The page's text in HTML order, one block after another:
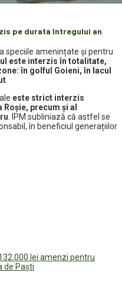
pe durata întregului an
speciile amenințate și pentru
este interzis în totalitate,
în golful Goieni, în lacul
.
este strict interzis
precum și al
. IPM subliniază că astfel se
în beneficiul generațiilor
lei amenzi pentru
de Paști